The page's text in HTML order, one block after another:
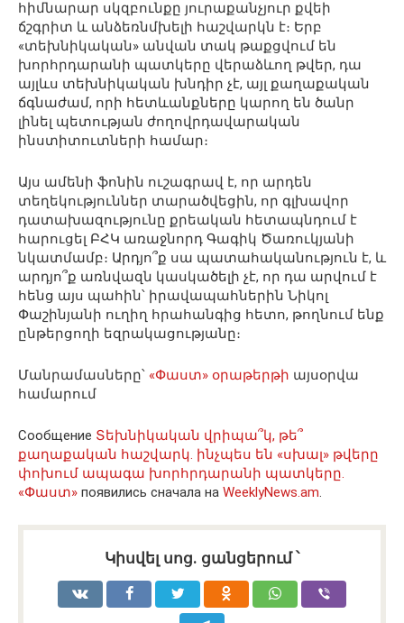
հիմնարար սկզբունքը յուրաքանչյուր քվեի
ճշգրիտ և անձեռնմխելի հաշվարկն է։ Երբ
«տեխնիկական» անվան տակ թաքցվում են
խորհրդարանի պատկերը վերաձևող թվեր, դա
այլևս տեխնիկական խնդիր չէ, այլ քաղաքական
ճգնաժամ, որի հետևանքները կարող են ծանր
լինել պետության ժողովրդավարական
ինստիտուտների համար։
Այս ամենի ֆոնին ուշագրավ է, որ արդեն
տեղեկություններ տարածվեցին, որ գլխավոր
դատախազությունը քրեական հետապնդում է
հարուցել ԲՀԿ առաջնորդ Գագիկ Ծառուկյանի
նկատմամբ։ Արդյո՞ք սա պատահականություն է, և
արդյո՞ք առնվազն կասկածելի չէ, որ դա արվում է
հենց այս պահին՝ իրավապահներին Նիկոլ
Փաշինյանի ուղիղ հրահանգից հետո, թողնում ենք
ընթերցողի եզրակացությանը։
Մանրամասները՝ «Փաստ» օրաթերթի այսօրվա
համարում
Сообщение Տեխնիկական վրիպա՞կ, թե՞
քաղաքական հաշվարկ. ինչպես են «սխալ» թվերը
փոխում ապագա խորհրդարանի պատկերը.
«Փաստ» появились сначала на WeeklyNews.am.
Կիսվել սոց․ ցանցերում ՝